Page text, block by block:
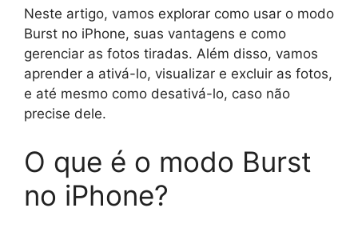
Neste artigo, vamos explorar como usar o modo
Burst no iPhone, suas vantagens e como
gerenciar as fotos tiradas. Além disso, vamos
aprender a ativá-lo, visualizar e excluir as fotos,
e até mesmo como desativá-lo, caso não
precise dele.
O que é o modo Burst
no iPhone?